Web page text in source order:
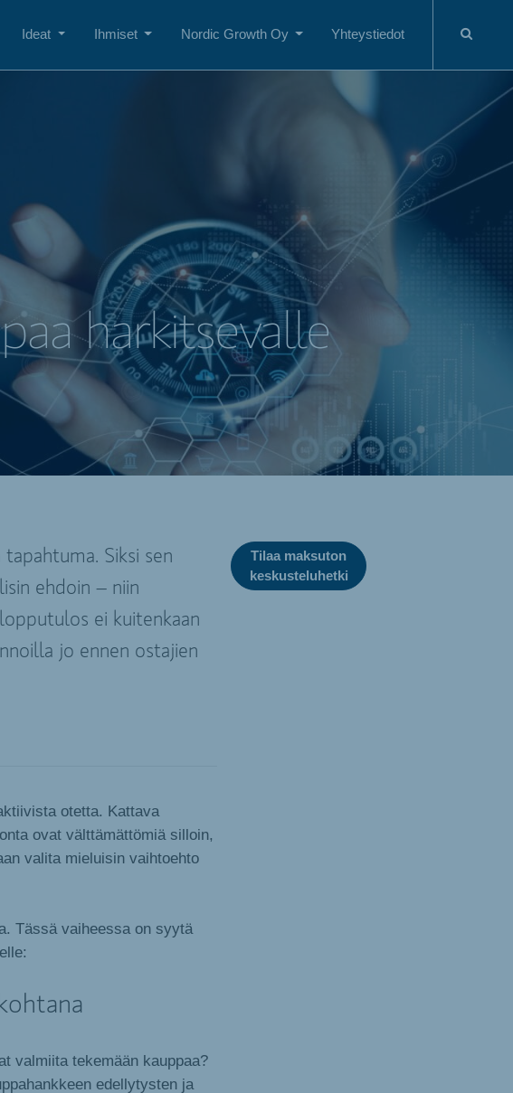
Ideat Ihmiset Nordic Growth Oy Yhteystiedot
harkitsevalle
Tilaa maksuton
keskusteluhetki
Siksi sen
ehdoin – niin
ei kuitenkaan
jo ennen ostajien
otetta. Kattava
ovat välttämättömiä silloin,
valita mieluisin vaihtoehto
Tässä vaiheessa on syytä
valmiita tekemään kauppaa?
edellytysten ja